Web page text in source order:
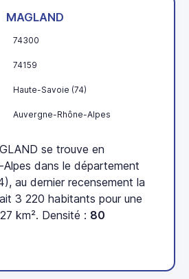
MAGLAND
74300
74159
Haute-Savoie (74)
Auvergne-Rhône-Alpes
se trouve en
dans le département
au dernier recensement la
3 220 habitants pour une
km². Densité : 80